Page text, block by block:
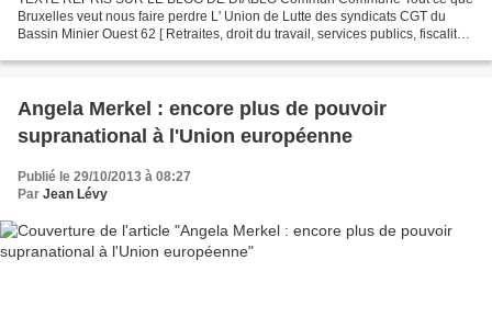
Bruxelles veut nous faire perdre L' Union de Lutte des syndicats CGT du
Bassin Minier Ouest 62 [ Retraites, droit du travail, services publics, fiscalité,
Angela Merkel : encore plus de pouvoir
supranational à l'Union européenne
Publié le 29/10/2013 à 08:27
Par Jean Lévy